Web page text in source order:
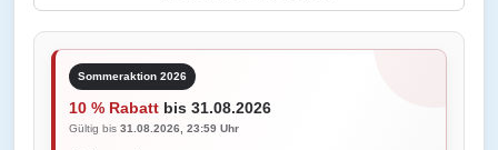
Sommeraktion 2026
10 % Rabatt bis 31.08.2026
Gültig bis 31.08.2026, 23:59 Uhr